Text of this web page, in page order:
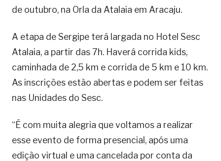
de outubro, na Orla da Atalaia em Aracaju.
A etapa de Sergipe terá largada no Hotel Sesc
Atalaia, a partir das 7h. Haverá corrida kids,
caminhada de 2,5 km e corrida de 5 km e 10 km.
As inscrições estão abertas e podem ser feitas
nas Unidades do Sesc.
“É com muita alegria que voltamos a realizar
esse evento de forma presencial, após uma
edição virtual e uma cancelada por conta da